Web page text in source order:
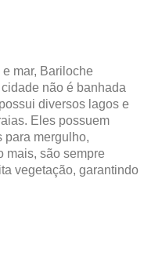
mar, Bariloche
não é banhada
diversos lagos e
Eles possuem
para mergulho,
mais, são sempre
vegetação, garantindo